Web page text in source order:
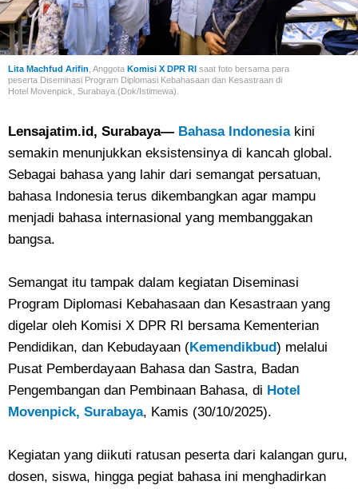
Lita Machfud Arifin , Anggota Komisi X DPR RI saat foto bersama para
peserta Diseminasi Program Diplomasi Kebahasaan dan Kesastraan di
Hotel Movenpick, Surabaya.(Dok/Istimewa).
Lensajatim.id, Surabaya— Bahasa Indonesiakini
semakin menunjukkan eksistensinya di kancah global.
Sebagai bahasa yang lahir dari semangat persatuan,
bahasa Indonesia terus dikembangkan agar mampu
menjadi bahasa internasional yang membanggakan
bangsa.
Semangat itu tampak dalam kegiatan Diseminasi
Program Diplomasi Kebahasaan dan Kesastraan yang
digelar oleh Komisi X DPR RI bersama Kementerian
Pendidikan, dan Kebudayaan (Kemendikbud) melalui
Pusat Pemberdayaan Bahasa dan Sastra, Badan
Pengembangan dan Pembinaan Bahasa, di Hotel
Movenpick, Surabaya, Kamis (30/10/2025).
Kegiatan yang diikuti ratusan peserta dari kalangan guru,
dosen, siswa, hingga pegiat bahasa ini menghadirkan